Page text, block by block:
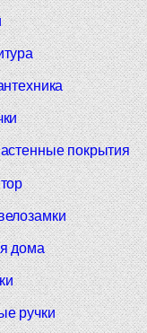
покрытия
дома
ручки